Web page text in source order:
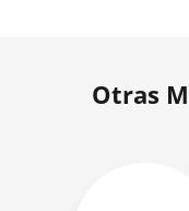
Otras